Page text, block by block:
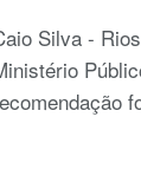
Silva -